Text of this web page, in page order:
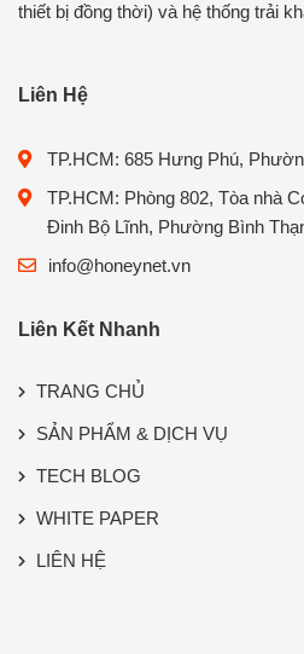
thiết bị đồng thời) và hệ thống trải
Liên Hệ
TP.HCM: 685 Hưng Phú,
TP.HCM: Phòng 802, Tòa nhà
Đinh Bộ Lĩnh, Phường Bình
info@honeynet.vn
Liên Kết Nhanh
TRANG CHỦ
SẢN PHẨM & DỊCH VỤ
TECH BLOG
WHITE PAPER
LIÊN HỆ